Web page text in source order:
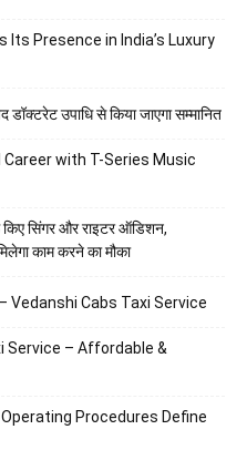
Its Presence in India’s Luxury
डॉक्टरेट उपाधि से किया जाएगा सम्मानित
with T-Series Music
सिंगर और राइटर ऑडिशन,
काम करने का मौका
Vedanshi Cabs Taxi Service
Service – Affordable &
Procedures Define